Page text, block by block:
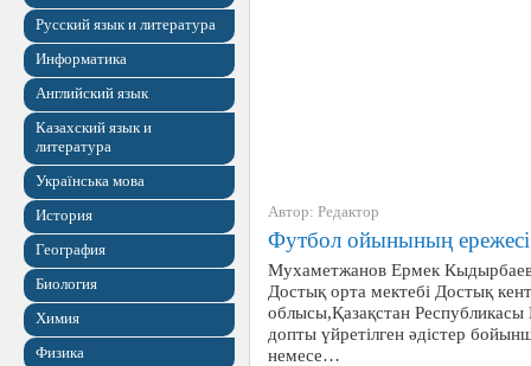
Русский язык и литература
Информатика
Английский язык
Казахский язык и
литература
Українська мова
История
География
Биология
Химия
Физика
Автор: Редактор
Футбол ойынының ережесі
Мухаметжанов Ермек
Достық орта мектебі Достық
облысы,Қазақстан
допты үйретілген әдістер
немесе…